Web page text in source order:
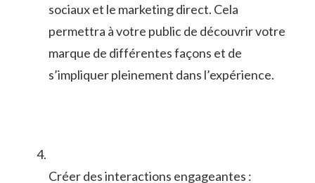
sociaux ⁤et le marketing direct.⁤ Cela
permettra à votre public de découvrir ‍votre
marque de ⁤différentes façons‌ et de ​
s’impliquer pleinement dans l’expérience.
Créer ⁣des interactions engageantes :